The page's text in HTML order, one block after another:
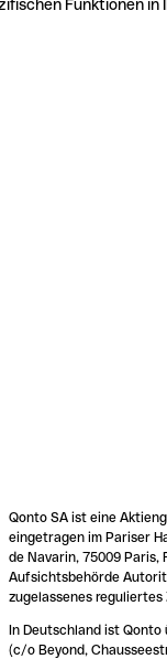
Funktionen in
Qonto SA ist eine
eingetragen im Pariser
de Navarin, 75009 Paris,
Aufsichtsbehörde
zugelassenes
In Deutschland ist Qonto
(c/o Beyond,